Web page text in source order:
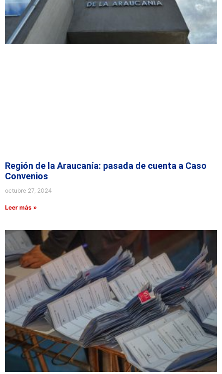
Región de la Araucanía: pasada de cuenta a Caso
Convenios
octubre 27, 2024
Leer más »